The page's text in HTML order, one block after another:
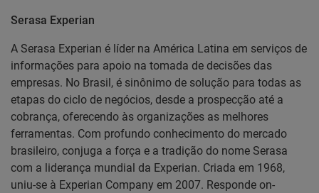
Serasa Experian
A Serasa Experian é líder na América Latina em serviços de
informações para apoio na tomada de decisões das
empresas. No Brasil, é sinônimo de solução para todas as
etapas do ciclo de negócios, desde a prospecção até a
cobrança, oferecendo às organizações as melhores
ferramentas. Com profundo conhecimento do mercado
brasileiro, conjuga a força e a tradição do nome Serasa
com a liderança mundial da Experian. Criada em 1968,
uniu-se à Experian Company em 2007. Responde on-